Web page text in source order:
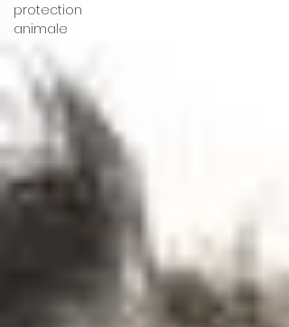
protection
animale